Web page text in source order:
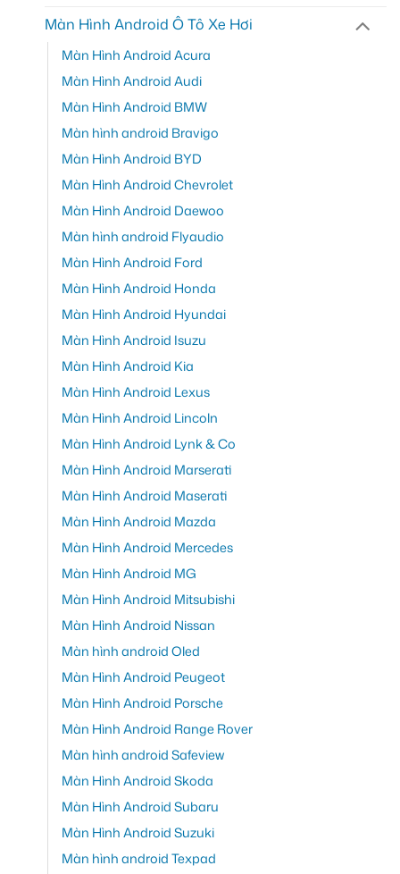
Màn Hình Android Ô Tô Xe Hơi
Màn Hình Android Acura
Màn Hình Android Audi
Màn Hình Android BMW
Màn hình android Bravigo
Màn Hình Android BYD
Màn Hình Android Chevrolet
Màn Hình Android Daewoo
Màn hình android Flyaudio
Màn Hình Android Ford
Màn Hình Android Honda
Màn Hình Android Hyundai
Màn Hình Android Isuzu
Màn Hình Android Kia
Màn Hình Android Lexus
Màn Hình Android Lincoln
Màn Hình Android Lynk & Co
Màn Hình Android Marserati
Màn Hình Android Maserati
Màn Hình Android Mazda
Màn Hình Android Mercedes
Màn Hình Android MG
Màn Hình Android Mitsubishi
Màn Hình Android Nissan
Màn hình android Oled
Màn Hình Android Peugeot
Màn Hình Android Porsche
Màn Hình Android Range Rover
Màn hình android Safeview
Màn Hình Android Skoda
Màn Hình Android Subaru
Màn Hình Android Suzuki
Màn hình android Texpad